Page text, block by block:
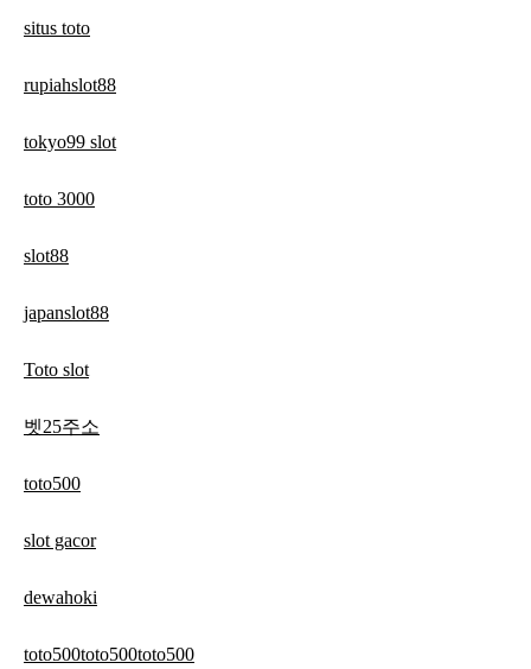
situs toto
rupiahslot88
tokyo99 slot
toto 3000
slot88
japanslot88
Toto slot
벳25주소
toto500
slot gacor
dewahoki
toto500toto500toto500